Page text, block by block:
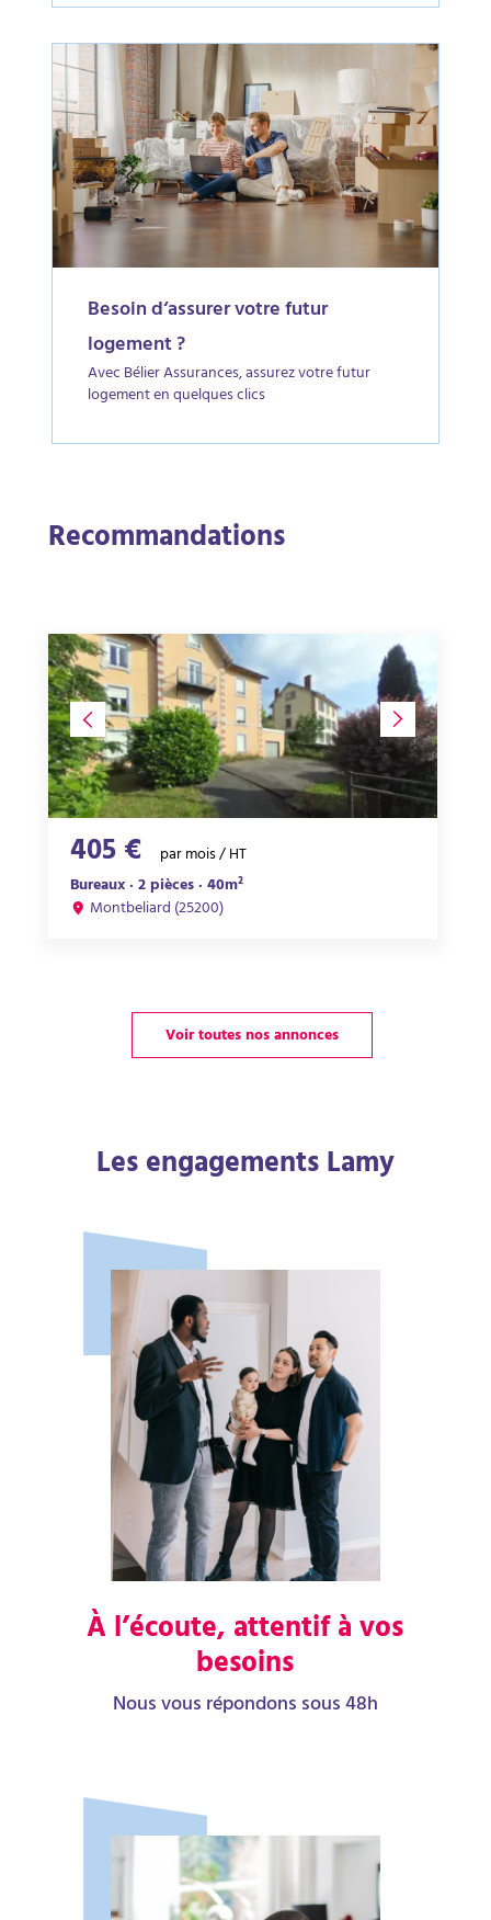
Besoin d‘assurer votre futur
logement ?
Avec Bélier Assurances, assurez votre futur
logement en quelques clics
Recommandations
405 €
par mois / HT
Bureaux · 2 pièces · 40m²
Montbeliard (25200)
Voir toutes nos annonces
Les engagements Lamy
À l’écoute, attentif à vos
besoins
Nous vous répondons sous 48h